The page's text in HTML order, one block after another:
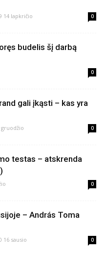
14 lapkričio 0
budelis šį darbą
0
gali įkąsti – kas yra
gruodžio 0
testas – atskrenda
0
– András Toma
16 sausio 0